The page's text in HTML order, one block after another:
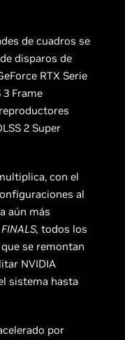
de cuadros se
disparos de
RTX Serie
3 Frame
2 Super
con el
al
aún más
todos los
se remontan
NVIDIA
sistema hasta
por